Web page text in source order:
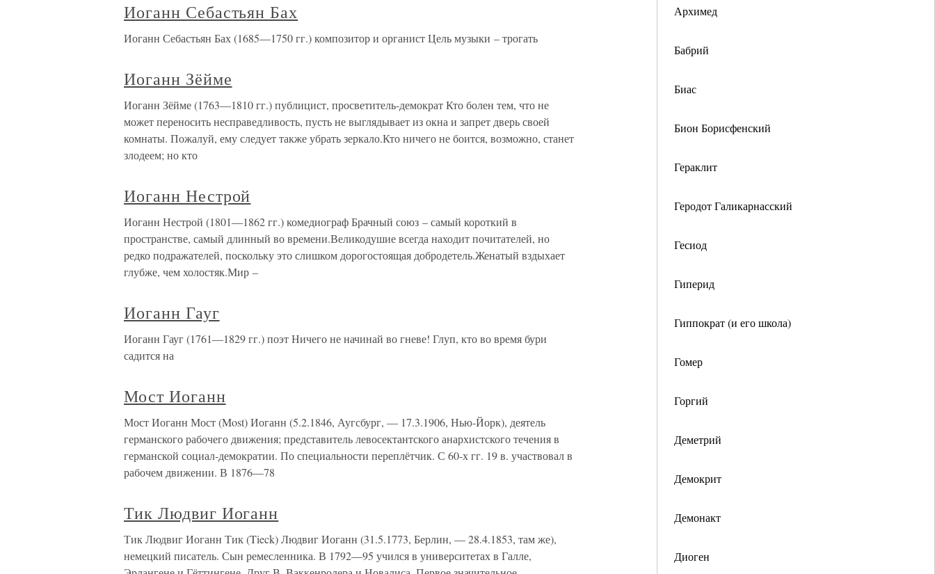
Архимед
Бабрий
Биас
Бион Борисфенский
Гераклит
Геродот Галикарнасский
Гесиод
Гиперид
Гиппократ (и его школа)
Гомер
Горгий
Деметрий
Демокрит
Демонакт
Диоген
Иоганн Себастьян Бах
Иоганн Себастьян Бах (1685—1750 гг.) композитор и органист Цель музыки – трогать
Иоганн Зёйме
Иоганн Зёйме (1763—1810 гг.) публицист, просветитель-демократ Кто болен тем, что не
может переносить несправедливость, пусть не выглядывает из окна и запрет дверь своей
комнаты. Пожалуй, ему следует также убрать зеркало.Кто ничего не боится, возможно, станет
злодеем; но кто
Иоганн Нестрой
Иоганн Нестрой (1801—1862 гг.) комедиограф Брачный союз – самый короткий в
пространстве, самый длинный во времени.Великодушие всегда находит почитателей, но
редко подражателей, поскольку это слишком дорогостоящая добродетель.Женатый вздыхает
глубже, чем холостяк.Мир –
Иоганн Гауг
Иоганн Гауг (1761—1829 гг.) поэт Ничего не начинай во гневе! Глуп, кто во время бури
садится на
Мост Иоганн
Мост Иоганн Мост (Most) Иоганн (5.2.1846, Аугсбург, — 17.3.1906, Нью-Йорк), деятель
германского рабочего движения; представитель левосектантского анархистского течения в
германской социал-демократии. По специальности переплётчик. С 60-х гг. 19 в. участвовал в
рабочем движении. В 1876—78
Тик Людвиг Иоганн
Тик Людвиг Иоганн Тик (Tieck) Людвиг Иоганн (31.5.1773, Берлин, — 28.4.1853, там же),
немецкий писатель. Сын ремесленника. В 1792—95 учился в университетах в Галле,